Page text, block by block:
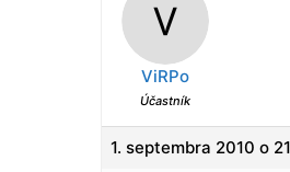
ViRPo
Účastník
1. septembra 2010 o